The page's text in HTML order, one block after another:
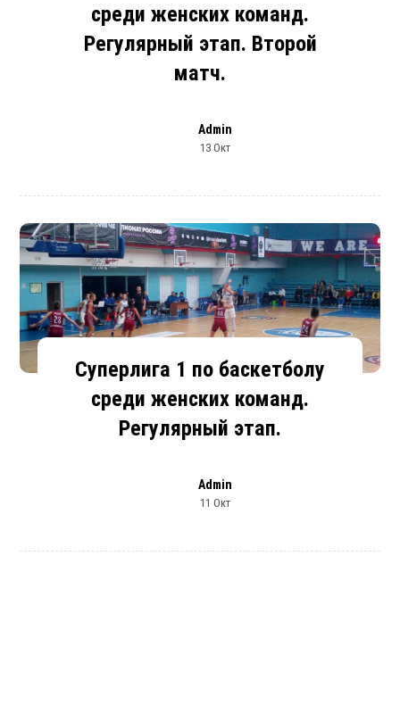
среди женских команд.
Регулярный этап. Второй
матч.
Admin
13 Окт
Суперлига 1 по баскетболу
среди женских команд.
Регулярный этап.
Admin
11 Окт